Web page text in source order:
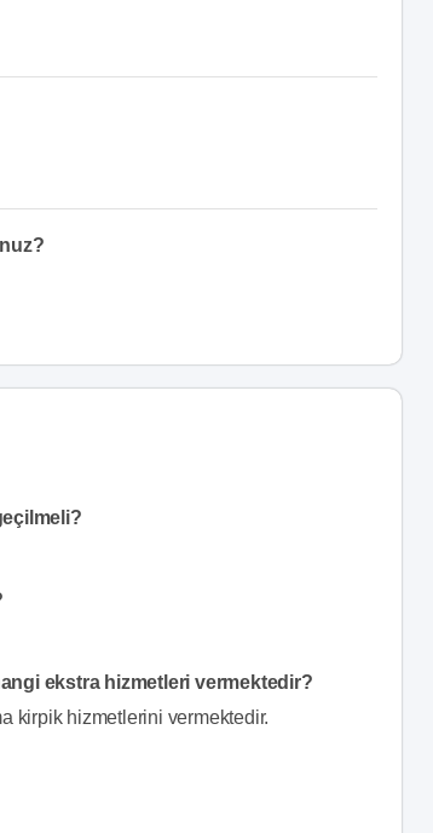
ekstra hizmetleri vermektedir?
kirpik hizmetlerini vermektedir.